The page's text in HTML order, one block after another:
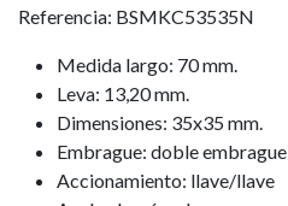
Referencia: BSMKC53535N
Medida largo: 70 mm.
Leva: 13,20 mm.
Dimensiones: 35x35 mm.
Embrague: doble embrague
Accionamiento: llave/llave